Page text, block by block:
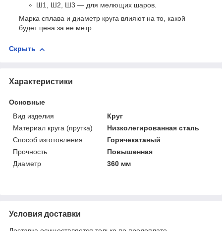
Ш1, Ш2, Ш3 — для мелющих шаров.
Марка сплава и диаметр круга влияют на то, какой
будет цена за ее метр.
Скрыть
Характеристики
Основные
Вид изделия
Круг
Материал круга (прутка)
Низколегированная сталь
Способ изготовления
Горячекатаный
Прочность
Повышенная
Диаметр
360 мм
Условия доставки